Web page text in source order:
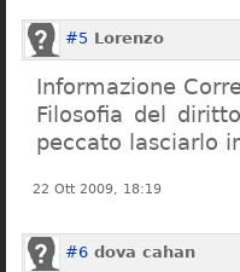
#5 Lorenzo
Informazione
Filosofia del
peccato lasciarlo
22 Ott 2009, 18:19
#6 dova cahan